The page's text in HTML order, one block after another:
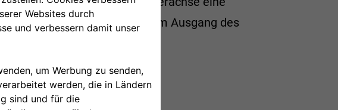
die Trommelbremsen am Ausgang des
sehr unterschiedlich.